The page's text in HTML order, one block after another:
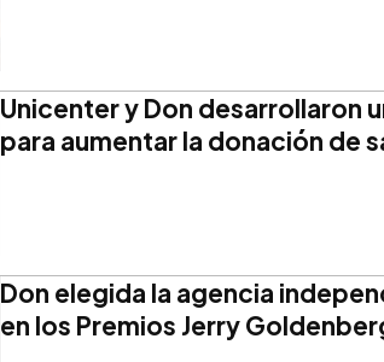
Unicenter y Don desarrollaron
para aumentar la donación de
Don elegida la agencia
en los Premios Jerry